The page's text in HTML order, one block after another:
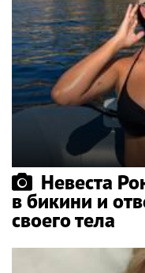
Невеста
в бикини и
своего тела